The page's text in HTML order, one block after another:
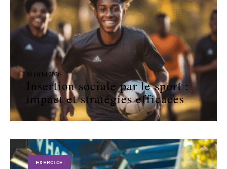
30 juillet 2026
Insertion sociale par le sport :
impact et stratégies efficaces
EXERCICE